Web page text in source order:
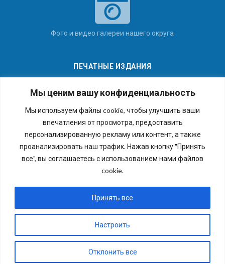
Мы ценим вашу конфиденциальность
Мы используем файлы cookie, чтобы улучшить ваши
впечатления от просмотра, предоставить
персонализированную рекламу или контент, а также
проанализировать наш трафик. Нажав кнопку "Принять
все", вы соглашаетесь с использованием нами файлов
cookie.
Настроить
Отклонить все
Принять все
Фото и видео галереи нашего округа
ПЕЧАТНЫЕ ИЗДАНИЯ
Последние номера наших газет
Copyright © 2026 Внутригородское муниципальное
образование города федерального значения Санкт-
Петербурга муниципальный округ №54. Все права
защищены.
Разработка и поддержка сайтаПетербургский сайт